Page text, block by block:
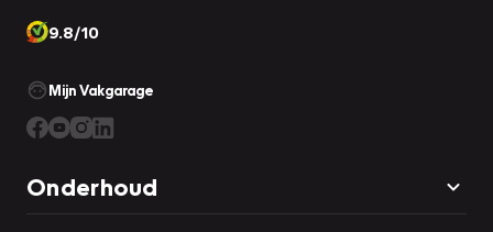
9.8/10
Mijn Vakgarage
Onderhoud